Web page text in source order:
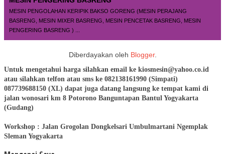
MESIN PENGOLAHAN KERIPIK BAKSO GORENG (MESIN PERAJANG
BASRENG, MESIN MIXER BASRENG, MESIN PENCETAK BASRENG, MESIN
PENGERING BASRENG ) ...
Diberdayakan oleh Blogger.
Untuk mengetahui harga silahkan email ke kiosmesin@yahoo.co.id
atau silahkan telfon atau sms ke 082138161990 (Simpati)
087739688150 (XL) dapat juga datang langsung ke tempat kami di
jalan wonosari km 8 Potorono Banguntapan Bantul Yogyakarta
(Gudang)
Workshop : Jalan Grogolan Dongkelsari Umbulmartani Ngemplak
Sleman Yogyakarta